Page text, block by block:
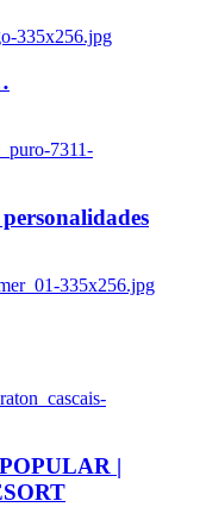
335x256.jpg
7311-
335x256.jpg
|